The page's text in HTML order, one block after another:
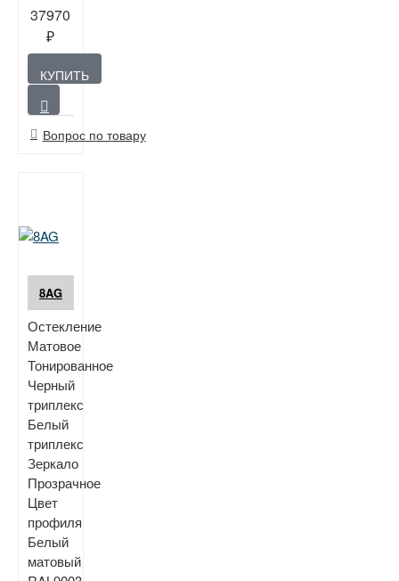
37970
₽
КУПИТЬ
Вопрос по товару
8AG
Остекление
Матовое
Тонированное
Черный
триплекс
Белый
триплекс
Зеркало
Прозрачное
Цвет
профиля
Белый
матовый